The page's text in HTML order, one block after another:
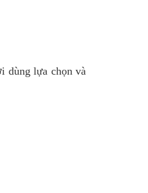
dùng lựa chọn và